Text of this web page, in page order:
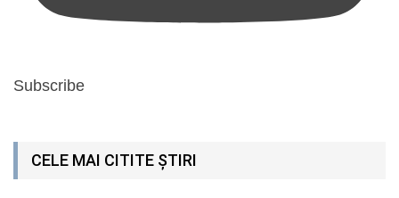
Subscribe
CELE MAI CITITE ȘTIRI